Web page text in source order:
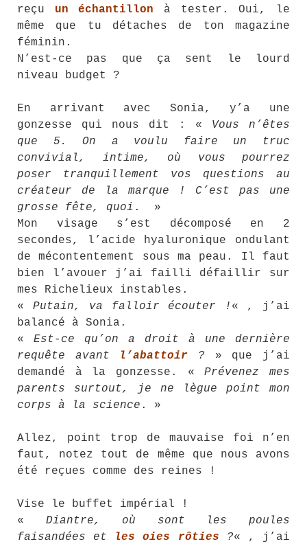
reçu un échantillon à tester. Oui, le
même que tu détaches de ton magazine
féminin.
N’est-ce pas que ça sent le lourd
niveau budget ?
En arrivant avec Sonia, y’a une
gonzesse qui nous dit : « Vous n’êtes
que 5. On a voulu faire un truc
convivial, intime, où vous pourrez
poser tranquillement vos questions au
créateur de la marque ! C’est pas une
grosse fête, quoi . »
Mon visage s’est décomposé en 2
secondes, l’acide hyaluronique ondulant
de mécontentement sous ma peau. Il faut
bien l’avouer j’ai failli défaillir sur
mes Richelieux instables.
« Putain, va falloir écouter ! « , j’ai
balancé à Sonia.
« Est-ce qu’on a droit à une dernière
requête avant
l’abattoir ? » que j’ai
demandé à la gonzesse. «Prévenez mes
parents surtout, je ne lègue point mon
corps à la science . »
Allez, point trop de mauvaise foi n’en
faut, notez tout de même que nous avons
été reçues comme des reines !
Vise le buffet impérial !
« Diantre, où sont les poules
faisandées et
les oies rôties ?« , j’ai